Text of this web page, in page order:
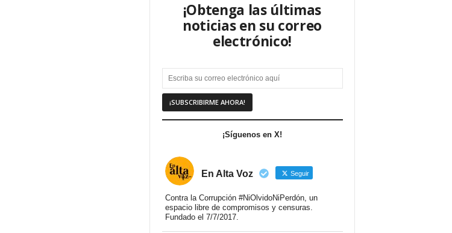
¡Obtenga las últimas
noticias en su correo
electrónico!
¡Síguenos en X!
En Alta Voz Seguir
Contra la Corrupción #NiOlvidoNiPerdón, un
espacio libre de compromisos y censuras.
Fundado el 7/7/2017.